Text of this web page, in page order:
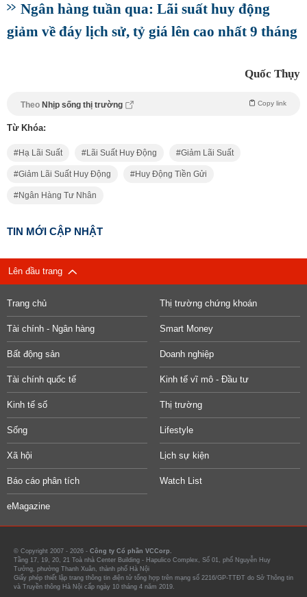
Ngân hàng tuần qua: Lãi suất huy động
giảm về đáy lịch sử, tỷ giá lên cao nhất 9 tháng
Quốc Thụy
Theo Nhịp sống thị trường Copy link
Từ Khóa:
Hạ Lãi Suất Lãi Suất Huy Động Giảm Lãi Suất
Giảm Lãi Suất Huy Động Huy Động Tiền Gửi
Ngân Hàng Tư Nhân
TIN MỚI CẬP NHẬT
Lên đầu trang
Trang chủ Thị trường chứng khoán
Tài chính - Ngân hàng Smart Money
Bất động sản Doanh nghiệp
Tài chính quốc tế Kinh tế vĩ mô - Đầu tư
Kinh tế số Thị trường
Sống Lifestyle
Xã hội Lịch sự kiện
Báo cáo phân tích Watch List
eMagazine
© Copyright 2007 - 2026 - Công ty Cổ phần VCCorp.
Tầng 17, 19, 20, 21 Toà nhà Center Building - Hapulico Complex, Số 01, phố Nguyễn Huy
Tưởng, phường Thanh Xuân, thành phố Hà Nội
Giấy phép thiết lập trang thông tin điện tử tổng hợp trên mạng số 2216/GP-TTĐT do Sở Thông tin
và Truyền thông Hà Nội cấp ngày 10 tháng 4 năm 2019.